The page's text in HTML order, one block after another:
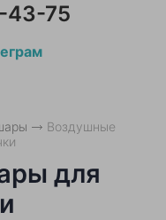
43-75
Воздушные
для